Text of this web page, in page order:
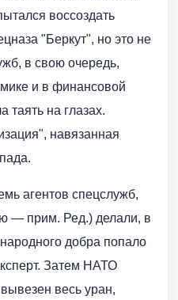
воссоздать
"Беркут", но это не
в свою очередь,
и в финансовой
таять на глазах.
навязанная
агентов спецслужб,
— прим. Ред.) делали, в
добра попало
Затем НАТО
весь уран,